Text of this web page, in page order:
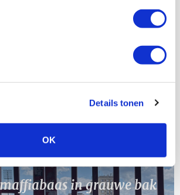
Details tonen
OK
ballenjongens/-meiden
in grauwe bak